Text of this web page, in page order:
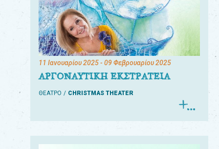
11 Ιανουαρίου 2025- 09 Φεβρουαρίου 2025
ΑΡΓΟΝΑΥΤΙΚΗ ΕΚΣΤΡΑΤΕΙΑ
ΘΕΑΤΡΟ CHRISTMAS THEATER